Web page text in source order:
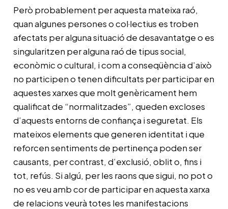
Però probablement per aquesta mateixa raó,
quan algunes persones o col·lectius es troben
afectats per alguna situació de desavantatge o es
singularitzen per alguna raó de tipus social,
econòmic o cultural, i com a conseqüència d’això
no participen o tenen dificultats per participar en
aquestes xarxes que molt genèricament hem
qualificat de “normalitzades”, queden excloses
d’aquests entorns de confiança i seguretat. Els
mateixos elements que generen identitat i que
reforcen sentiments de pertinença poden ser
causants, per contrast, d’exclusió, oblit o, fins i
tot, refús. Si algú, per les raons que sigui, no pot o
no es veu amb cor de participar en aquesta xarxa
de relacions veurà totes les manifestacions